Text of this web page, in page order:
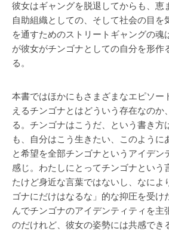
彼女はギャングを脱退してからも、恵
自助組織としての、そして社会の目を
を通すためのストリートギャングの魂
が彼女がチンゴナとしての自分を形作
る。
本書ではほかにもさまざまなエピソー
えるチンゴナとはどういう存在なのか
る。チンゴナはこうだ、という書き方
も、自分はこう生きたい、このように
と希望を全部チンゴナというアイデン
感じ。わたしにとってチンゴナという
たけど身近な言葉ではないし、なによ
ゴナにだけはなるな」的な抑圧を受け
んでチンゴナのアイデンティティを主
のだけれど、彼女の姿勢には共感でき